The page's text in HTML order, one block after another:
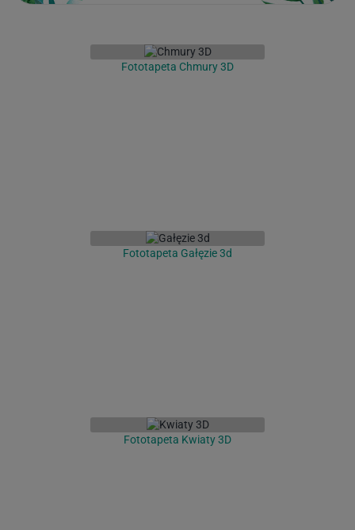
Fototapeta Chmury 3D
Fototapeta Gałęzie 3d
Fototapeta Kwiaty 3D